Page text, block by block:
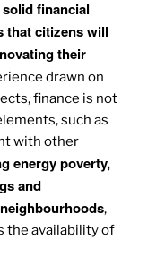
financial
that citizens will
their
drawn on
finance is not
such as
with other
energy poverty,
and
,
the availability of